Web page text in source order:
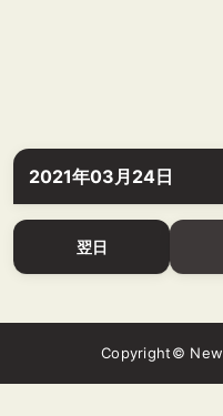
2021年03月24日
翌日
Copyright©